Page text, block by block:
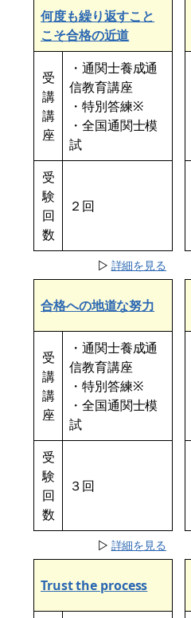
何度も繰り返すこと
こそ合格の近道
受
講
講
座
・通関士養成通
信教育講座
・特別答練※
・全国通関士模
試
受
験
回
数
２回
▷ 詳細を見る
合格への地道な努力
受
講
講
座
・通関士養成通
信教育講座
・特別答練※
・全国通関士模
試
受
験
回
数
３回
▷ 詳細を見る
Trust the process